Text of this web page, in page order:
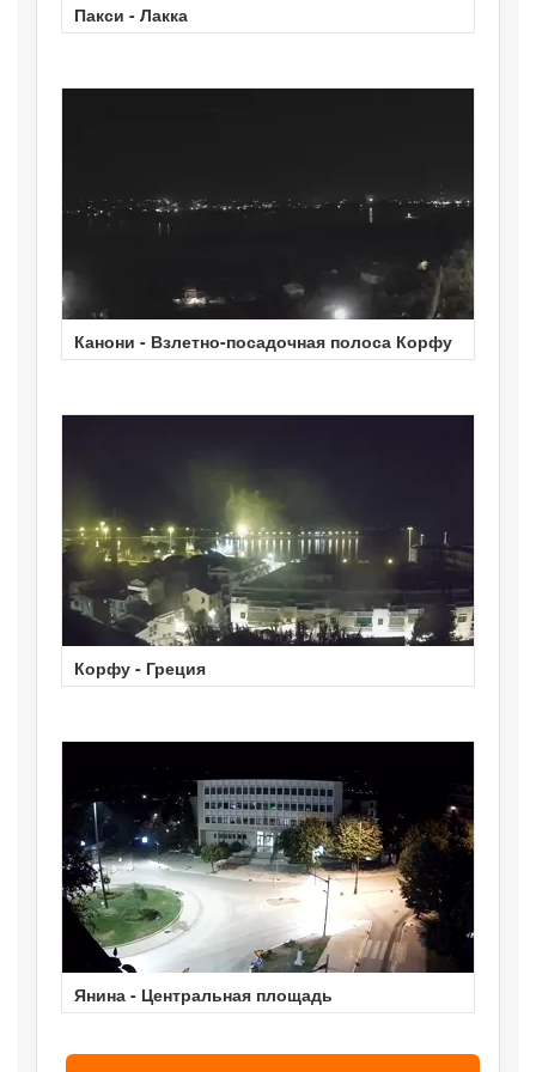
Пакси - Лакка
Канони - Взлетно-посадочная полоса Корфу
Корфу - Греция
Янина - Центральная площадь